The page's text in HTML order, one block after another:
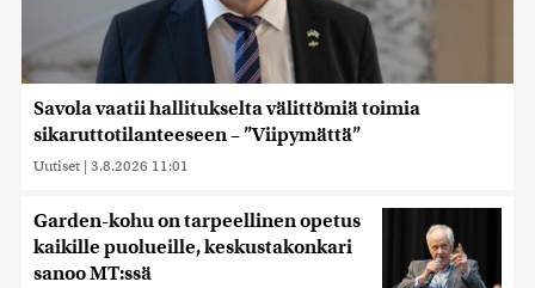
Savola vaatii hallitukselta välittömiä toimia
sikaruttotilanteeseen – ”Viipymättä”
Uutiset | 3.8.2026 11:01
Garden-kohu on tarpeellinen opetus
kaikille puolueille, keskustakonkari
sanoo MT:ssä